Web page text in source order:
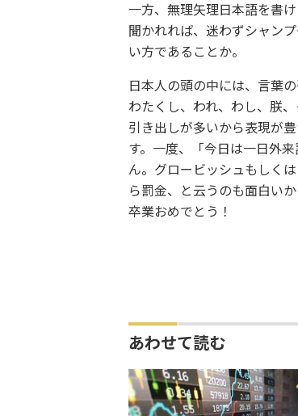
一方、無理矢理日本語を書
聞かれれば、迷わずシャン
い方であることか。
日本人の頭の中には、言葉
わたくし、われ、わし、朕
引き出しが多いから表現が
す。一度、「今日は一日外
ん。グロービッシュもしく
ら罰金、と云うのも面白い
卒業おめでとう！
あわせて読む